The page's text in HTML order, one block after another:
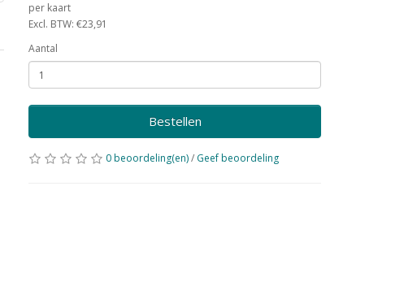
per kaart
Excl. BTW: €23,91
Aantal
Bestellen
0 beoordeling(en)/ Geef beoordeling